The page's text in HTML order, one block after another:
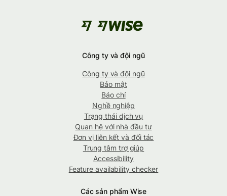
Công ty và đội ngũ
Công ty và đội ngũ
Bảo mật
Báo chí
Nghề nghiệp
Trạng thái dịch vụ
Quan hệ với nhà đầu tư
Đơn vị liên kết và đối tác
Trung tâm trợ giúp
Accessibility
Feature availability checker
Các sản phẩm Wise